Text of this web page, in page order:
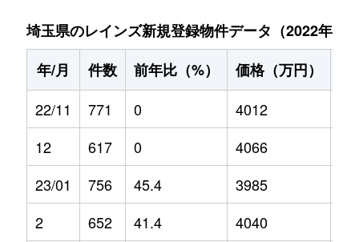
埼玉県のレインズ新規登録物件データ（2022年11
年/月
件数 前年比（%） 価格（万円）
22/11
771 0 4012
12
617 0 4066
23/01
756 45.4 3985
2
652 41.4 4040